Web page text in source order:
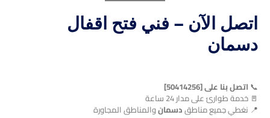
اتصل الآن – فني فتح اقفال
دسمان
📞 اتصل بنا على [50414256]
🚪 خدمة طوارئ على مدار 24 ساعة
📍 نغطي جميع مناطقدسمانوالمناطق المجاورة